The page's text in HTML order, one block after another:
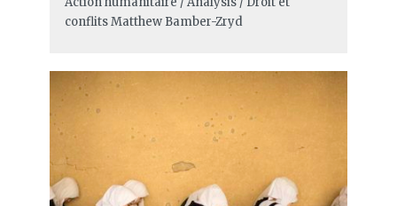
conflitsMatthew Bamber-Zryd